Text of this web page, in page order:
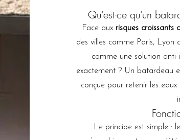
Qu'est-ce qu'un
Face aux risques croissants
des villes comme Paris, Lyon
comme une solution
exactement ? Un batardeau
conçue pour retenir les
Le principe est simple :